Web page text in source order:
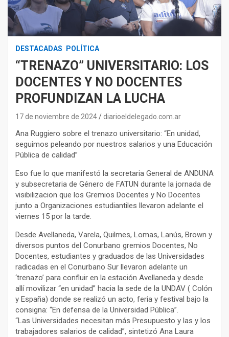
DESTACADAS POLÍTICA
“TRENAZO” UNIVERSITARIO: LOS
DOCENTES Y NO DOCENTES
PROFUNDIZAN LA LUCHA
17 de noviembre de 2024 diarioeldelegado.com.ar
Ana Ruggiero sobre el trenazo universitario: “En unidad,
seguimos peleando por nuestros salarios y una Educación
Pública de calidad”
Eso fue lo que manifestó la secretaria General de ANDUNA
y subsecretaria de Género de FATUN durante la jornada de
visibilizacion que los Gremios Docentes y No Docentes
junto a Organizaciones estudiantiles llevaron adelante el
viernes 15 por la tarde.
Desde Avellaneda, Varela, Quilmes, Lomas, Lanús, Brown y
diversos puntos del Conurbano gremios Docentes, No
Docentes, estudiantes y graduados de las Universidades
radicadas en el Conurbano Sur llevaron adelante un
‘trenazo’ para confluir en la estación Avellaneda y desde
allí movilizar “en unidad” hacia la sede de la UNDAV ( Colón
y España) donde se realizó un acto, feria y festival bajo la
consigna: “En defensa de la Universidad Pública”.
“Las Universidades necesitan más Presupuesto y las y los
trabajadores salarios de calidad”, sintetizó Ana Laura